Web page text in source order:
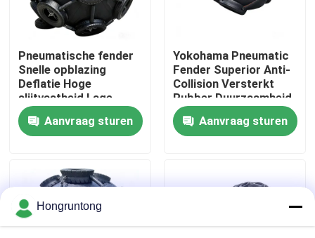
Fabriekstocht
Kwaliteitscontrole
Vraag een offerte
Yokohama rubberstootkussen
Pneumatisch Rubberstootkussen
Pneumatische fender
Snelle opblazing
Deflatie Hoge
slijtvastheid Lage
dagelijkse onderhoud
Aanvraag sturen
Yokohama Pneumatic
Fender Superior Anti-
Collision Versterkt
Rubber Duurzaamheid
Stabiel
Aanvraag sturen
Hongruntong